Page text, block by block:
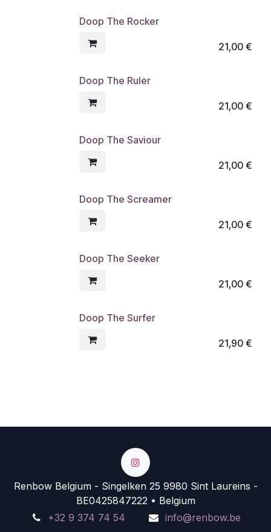
Doop The Rocker
21,00€
Doop The Ruler
21,00€
Doop The Saviour
21,00€
Doop The Screamer
21,00€
Doop The Seeker
21,00€
Doop The Surfer
21,90€
Renbow Belgium - Singelken 25 9980 Sint Laureins -
BE0425847222 • Belgium
+32 9 374 74 54
info@renbow.be